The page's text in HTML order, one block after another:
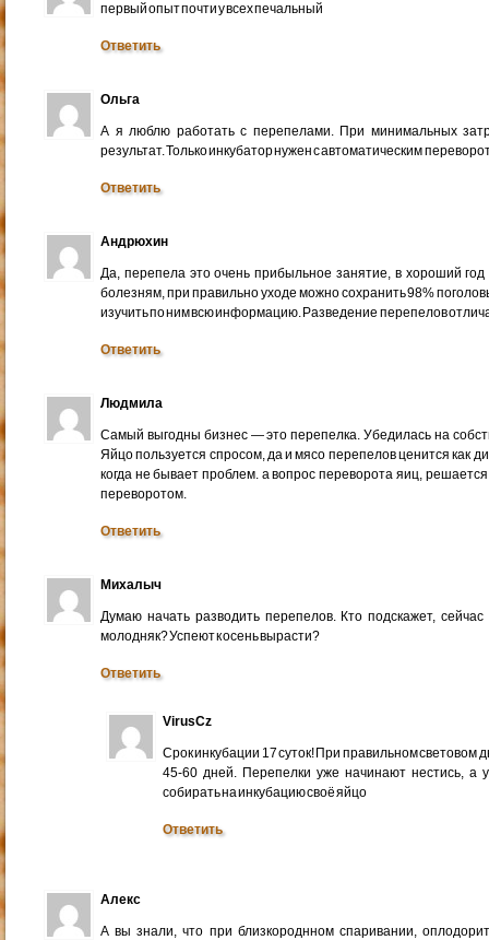
первый опыт почти у всех печальный
Ответить
Ольга
А я люблю работать с перепелами. При минимальных
результат. Только инкубатор нужен с автоматическим
Ответить
Андрюхин
Да, перепела это очень прибыльное занятие, в хороший
болезням, при правильно уходе можно сохранить 98%
изучить по ним всю информацию. Разведение перепелов
Ответить
Людмила
Самый выгодны бизнес — это перепелка. Убедилась на
Яйцо пользуется спросом, да и мясо перепелов ценится как
когда не бывает проблем. а вопрос переворота яиц,
переворотом.
Ответить
Михалыч
Думаю начать разводить перепелов. Кто подскажет,
молодняк? Успеют к осень вырасти?
Ответить
VirusCz
Срок инкубации 17 суток! При правильном световом
45-60 дней. Перепелки уже начинают нестись, а
собирать на инкубацию своё яйцо
Ответить
Алекс
А вы знали, что при близкороднном спаривании,